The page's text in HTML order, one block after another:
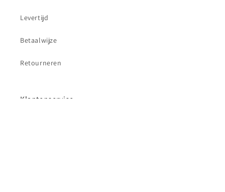
Levertijd
Betaalwijze
Retourneren
Klantenservice